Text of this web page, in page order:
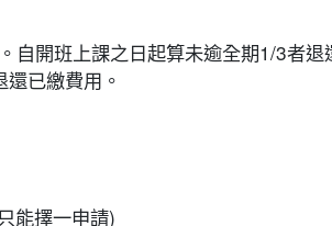
開班上課之日起算未逾全期1/3者
已繳費用。
能擇一申請)